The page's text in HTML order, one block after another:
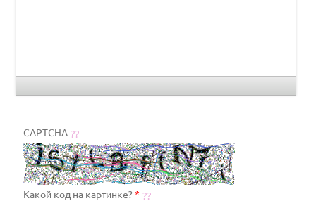
CAPTCHA
Какой код на картинке?*